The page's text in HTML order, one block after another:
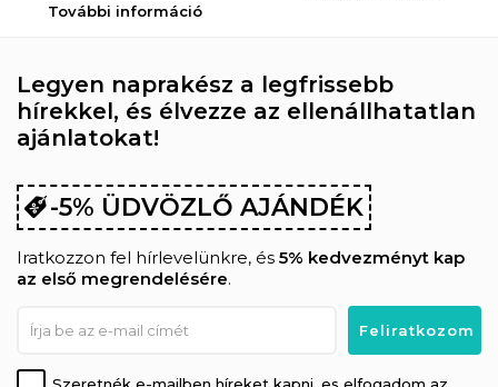
További információ
Legyen naprakész a legfrissebb
hírekkel, és élvezze az ellenállhatatlan
ajánlatokat!
-5% ÜDVÖZLŐ AJÁNDÉK
Iratkozzon fel hírlevelünkre, és 5% kedvezményt kap
az első megrendelésére.